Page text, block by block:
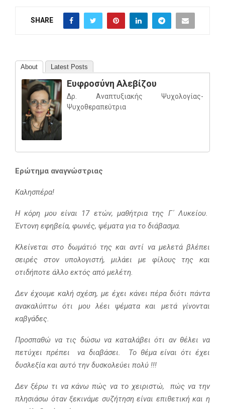
SHARE
About Latest Posts
Ευφροσύνη Αλεβίζου
Δρ. Αναπτυξιακής Ψυχολογίας-
Ψυχοθεραπεύτρια
Ερώτημα αναγνώστριας
Καλησπέρα!
Η κόρη μου είναι 17 ετών, μαθήτρια της Γ΄ Λυκείου.
Έντονη εφηβεία, φωνές, ψέματα για το διάβασμα.
Κλείνεται στο δωμάτιό της και αντί να μελετά βλέπει
σειρές στον υπολογιστή, μιλάει με φίλους της και
οτιδήποτε άλλο εκτός από μελέτη.
Δεν έχουμε καλή σχέση, με έχει κάνει πέρα διότι πάντα
ανακαλύπτω ότι μου λέει ψέματα και μετά γίνονται
καβγάδες.
Προσπαθώ να τις δώσω να καταλάβει ότι αν θέλει να
πετύχει πρέπει να διαβάσει. Το θέμα είναι ότι έχει
δυσλεξία και αυτό την δυσκολεύει πολύ !!!
Δεν ξέρω τι να κάνω πώς να το χειριστώ, πώς να την
πλησιάσω όταν ξεκινάμε συζήτηση είναι επιθετική και η